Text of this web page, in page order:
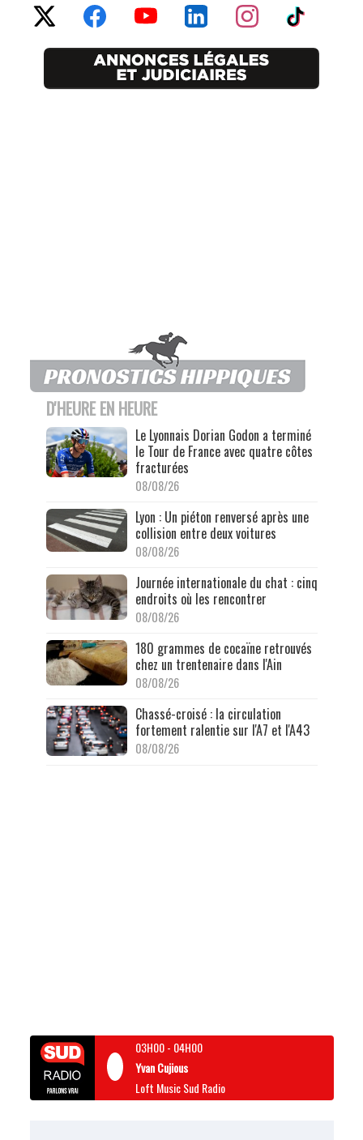
D'HEURE EN HEURE
Le Lyonnais Dorian Godon a terminé
le Tour de France avec quatre côtes
fracturées
08/08/26
Lyon : Un piéton renversé après une
collision entre deux voitures
08/08/26
Journée internationale du chat : cinq
endroits où les rencontrer
08/08/26
180 grammes de cocaïne retrouvés
chez un trentenaire dans l'Ain
08/08/26
Chassé-croisé : la circulation
fortement ralentie sur l'A7 et l'A43
08/08/26
03H00- 04H00
Yvan Cujious
Loft Music Sud Radio